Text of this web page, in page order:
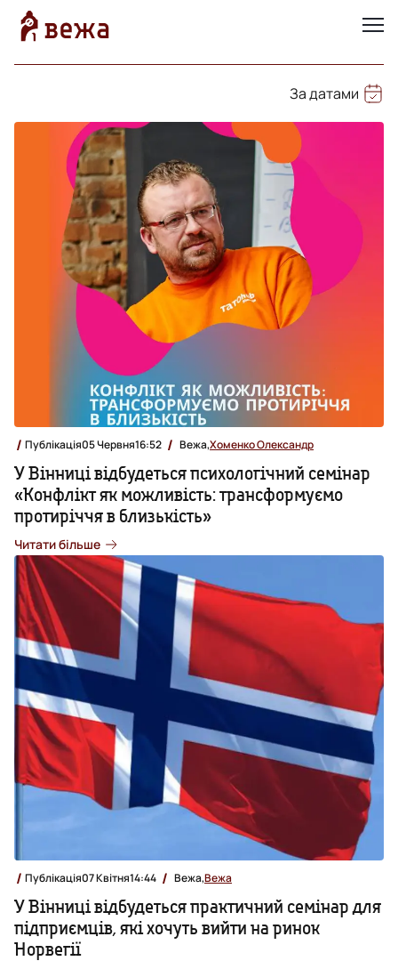
За датами
Публікація05 Червня16:52 Вежа,Хоменко Олександр
У Вінниці відбудеться психологічний семінар
«Конфлікт як можливість: трансформуємо
протиріччя в близькість»
Читати більше
Публікація07 Квітня14:44 Вежа,Вежа
У Вінниці відбудеться практичний семінар для
підприємців, які хочуть вийти на ринок
Норвегії